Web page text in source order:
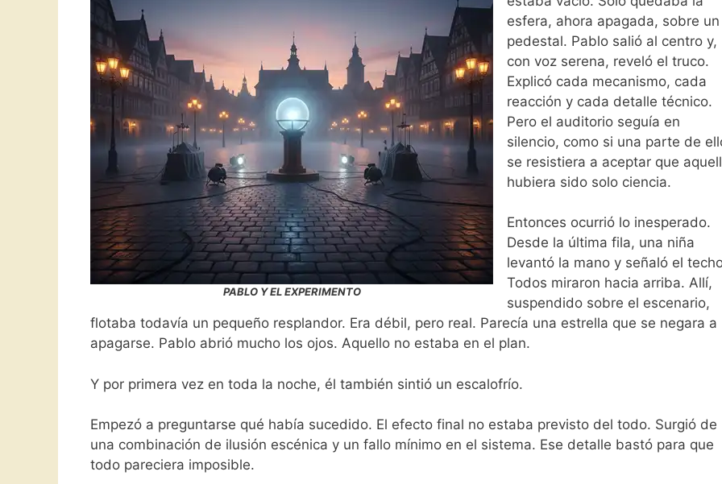
PABLO Y EL EXPERIMENTO
esfera, ahora apagada, sobre un
pedestal. Pablo salió al centro y,
con voz serena, reveló el truco.
Explicó cada mecanismo, cada
reacción y cada detalle técnico.
Pero el auditorio seguía en
silencio, como si una parte de
se resistiera a aceptar que
hubiera sido solo ciencia.
Entonces ocurrió lo inesperado.
Desde la última fila, una niña
levantó la mano y señaló el
Todos miraron hacia arriba. Allí,
suspendido sobre el escenario,
flotaba todavía un pequeño resplandor. Era débil, pero real. Parecía una estrella que se negara a
apagarse. Pablo abrió mucho los ojos. Aquello no estaba en el plan.
Y por primera vez en toda la noche, él también sintió un escalofrío.
Empezó a preguntarse qué había sucedido. El efecto final no estaba previsto del todo. Surgió de
una combinación de ilusión escénica y un fallo mínimo en el sistema. Ese detalle bastó para que
todo pareciera imposible.